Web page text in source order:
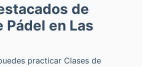
de
Pádel en Las
practicar Clases de